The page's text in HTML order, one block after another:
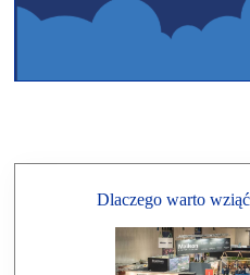
Dlaczego warto